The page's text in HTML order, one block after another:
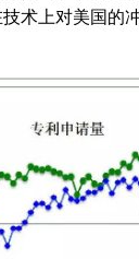
术上对美国的